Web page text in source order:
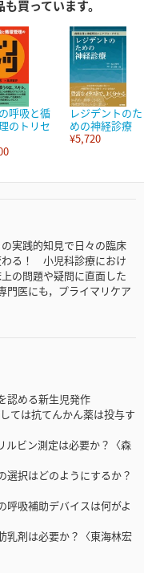
買っています。
呼吸と循
のトリセ
レジデントのた
めの神経診療
¥5,720
実践的知見で日々の臨床
わる！ 小児科診療におけ
の問題や疑問に直面した
門医にも，プライマリケア
める新生児発作
は抗てんかん薬は投与す
ビン測定は必要か？〈森
択はどのようにするか？
吸補助デバイスは何がよ
剤は必要か？〈東海林宏